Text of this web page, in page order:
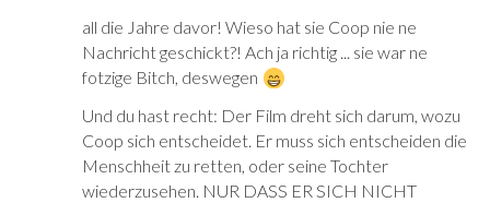
all die Jahre davor! Wieso hat sie Coop nie ne
Nachricht geschickt?! Ach ja richtig ... sie war ne
fotzige Bitch, deswegen
Und du hast recht: Der Film dreht sich darum, wozu
Coop sich entscheidet. Er muss sich entscheiden die
Menschheit zu retten, oder seine Tochter
wiederzusehen. NUR DASS ER SICH NICHT